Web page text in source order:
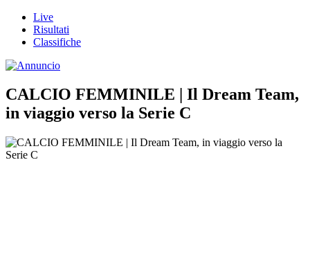
Live
Risultati
Classifiche
CALCIO FEMMINILE | Il Dream Team,
in viaggio verso la Serie C